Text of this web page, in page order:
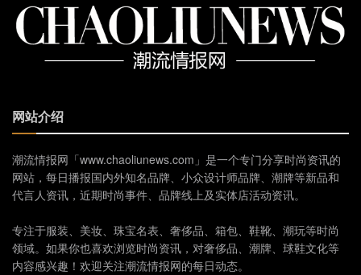
网站介绍
潮流情报网「www.chaoliunews.com」是一个专门分享时尚资讯的
网站，每日播报国内外知名品牌、小众设计师品牌、潮牌等新品和
代言人资讯，近期时尚事件、品牌线上及实体店活动资讯。
专注于服装、美妆、珠宝名表、奢侈品、箱包、鞋靴、潮玩等时尚
领域。如果你也喜欢浏览时尚资讯，对奢侈品、潮牌、球鞋文化等
内容感兴趣！欢迎关注潮流情报网的每日动态。